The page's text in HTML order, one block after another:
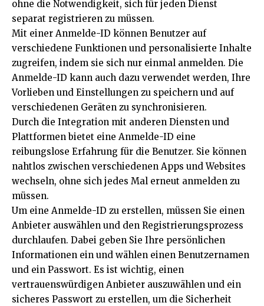
ohne die Notwendigkeit, sich für jeden Dienst
separat registrieren zu müssen.
Mit einer Anmelde-ID können Benutzer auf
verschiedene Funktionen und personalisierte Inhalte
zugreifen, indem sie sich nur einmal anmelden. Die
Anmelde-ID kann auch dazu verwendet werden, Ihre
Vorlieben und Einstellungen zu speichern und auf
verschiedenen Geräten zu synchronisieren.
Durch die Integration mit anderen Diensten und
Plattformen bietet eine Anmelde-ID eine
reibungslose Erfahrung für die Benutzer. Sie können
nahtlos zwischen verschiedenen Apps und Websites
wechseln, ohne sich jedes Mal erneut anmelden zu
müssen.
Um eine Anmelde-ID zu erstellen, müssen Sie einen
Anbieter auswählen und den Registrierungsprozess
durchlaufen. Dabei geben Sie Ihre persönlichen
Informationen ein und wählen einen Benutzernamen
und ein Passwort. Es ist wichtig, einen
vertrauenswürdigen Anbieter auszuwählen und ein
sicheres Passwort zu erstellen, um die Sicherheit